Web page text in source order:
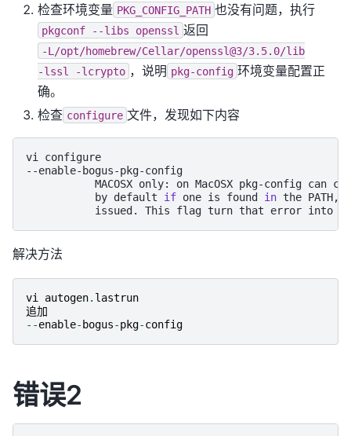
检查环境变量 PKG_CONFIG_PATH 也没有问题，执行
pkgconf --libs openssl 返回
-L/opt/homebrew/Cellar/openssl@3/3.5.0/lib
-lssl
-lcrypto ，说明 pkg-config 环境变量配置正
确。
检查 configure 文件，发现如下内容
vi
configure
MACOSX only: on MacOSX pkg-config can
by default if one is found in the PATH,
issued.
This flag turn that error into
解决方法
vi autogen. lastrun
追加
--enable- bogus-pkg-config
错误2